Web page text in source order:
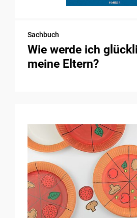
Sachbuch
Wie werde ich
meine Eltern?